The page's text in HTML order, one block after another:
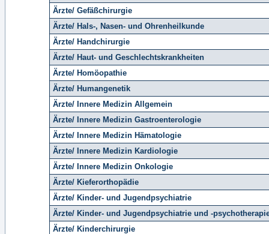
Ärzte/ Gefäßchirurgie
Ärzte/ Hals-, Nasen- und Ohrenheilkunde
Ärzte/ Handchirurgie
Ärzte/ Haut- und Geschlechtskrankheiten
Ärzte/ Homöopathie
Ärzte/ Humangenetik
Ärzte/ Innere Medizin Allgemein
Ärzte/ Innere Medizin Gastroenterologie
Ärzte/ Innere Medizin Hämatologie
Ärzte/ Innere Medizin Kardiologie
Ärzte/ Innere Medizin Onkologie
Ärzte/ Kieferorthopädie
Ärzte/ Kinder- und Jugendpsychiatrie
Ärzte/ Kinder- und Jugendpsychiatrie und -
Ärzte/ Kinderchirurgie